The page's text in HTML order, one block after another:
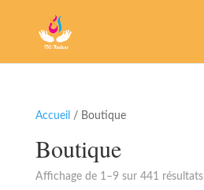
Accueil / Boutique
Boutique
Affichage de 1–9 sur 441 résultats